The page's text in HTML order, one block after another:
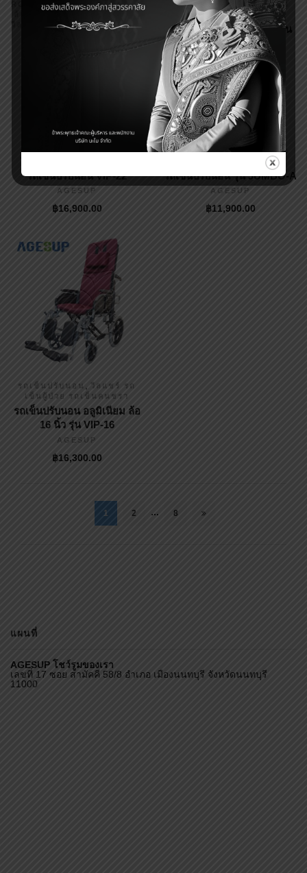
ROLLATOR WALKER,รถเข็น
, เครื่องยกย้ายตัวผู้ป่วย ,
วีลแชร์ รถเข็นผู้ป่วย รถเข็นคน
รถเข็นปรับนอน
วีลแชร์ รถ
เข็นผู้ป่วย รถเข็นคนชรา
รถเข็นปรับนอน KARMA รุ่น
MVP 502
AGESUP
฿28,800.00
รถเข็นปรับนอน,รถเข็นล้อ
รถเข็นปรับนอน VIP-22
AGESUP
฿16,900.00
รถเข็นปรับนอน,วีลแชร์ รถ
เข็นผู้ป่วย รถเข็นคนชรา
รถเข็นปรับนอน รุ่น JUMBO-A
AGESUP
฿11,900.00
รถเข็นปรับนอน ,
วีลแชร์ รถ
เข็นผู้ป่วย รถเข็นคนชรา
รถเข็นปรับนอน อลูมิเนียม ล้อ
16 นิ้ว รุ่น VIP-16
AGESUP
฿16,300.00
1 2 … 8
แผนที่
AGESUP โชว์รูมของเรา
เลขที่ 17 ซอย สามัคคี 58/8 อำเภอ เมืองนนทบุรี จังหวัดนนทบุรี
11000